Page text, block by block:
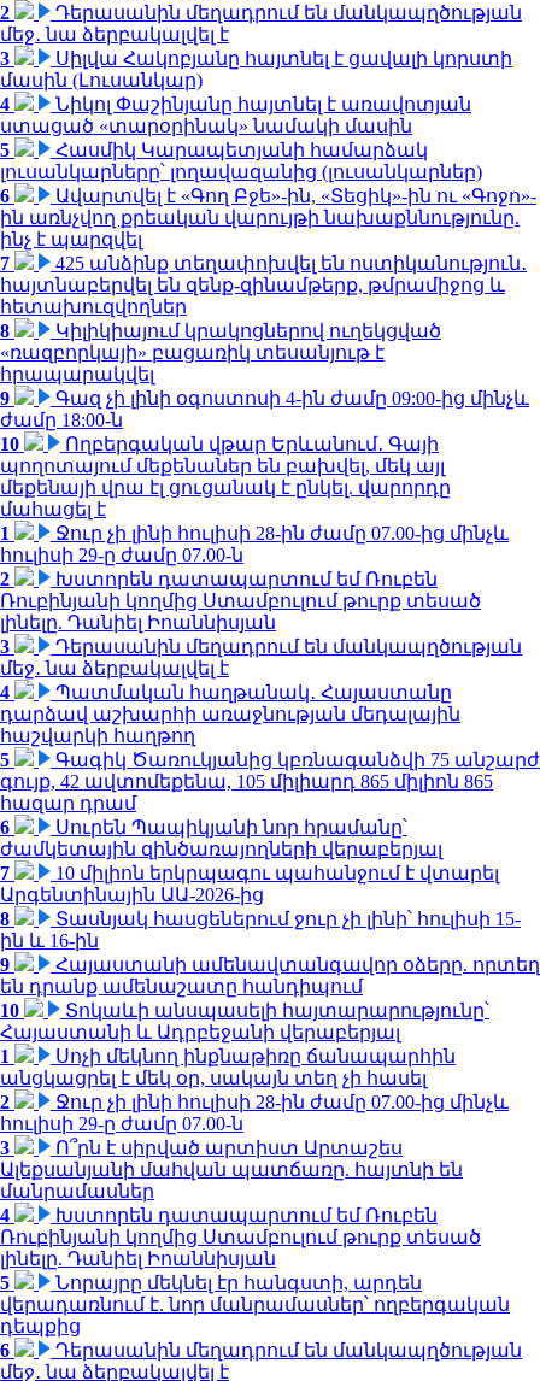
2
Դերասանին մեղադրում են մանկապղծության
մեջ․ նա ձերբակալվել է
3
Սիլվա Հակոբյանը հայտնել է ցավալի կորստի
մասին (Լուսանկար)
4
Նիկոլ Փաշինյանը հայտնել է առավոտյան
ստացած «տարօրինակ» նամակի մասին
5
Հասմիկ Կարապետյանի համարձակ
լուսանկարները՝ լողավազանից (լուսանկարներ)
6
Ավարտվել է «Գող Բջե»-ին, «Տեցիկ»-ին ու «Գոջո»-
ին առնչվող քրեական վարույթի նախաքննությունը.
ինչ է պարզվել
7
425 անձինք տեղափոխվել են ոստիկանություն․
հայտնաբերվել են զենք-զինամթերք, թմրամիջոց և
հետախուզվողներ
8
Կիլիկիայում կրակոցներով ուղեկցված
«ռազբորկայի» բացառիկ տեսանյութ է
հրապարակվել
9
Գազ չի լինի օգոստոսի 4-ին ժամը 09:00-ից մինչև
ժամը 18:00-ն
10
Ողբերգական վթար Երևանում․ Գայի
պողոտայում մեքենաներ են բախվել, մեկ այլ
մեքենայի վրա էլ ցուցանակ է ընկել. վարորդը
մահացել է
1
Ջուր չի լինի հուլիսի 28-ին ժամը 07.00-ից մինչև
հուլիսի 29-ը ժամը 07.00-ն
2
Խստորեն դատապարտում եմ Ռուբեն
Ռուբինյանի կողմից Ստամբուլում թուրք տեսած
լինելը. Դանիել Իոաննիսյան
3
Դերասանին մեղադրում են մանկապղծության
մեջ․ նա ձերբակալվել է
4
Պատմական հաղթանակ․ Հայաստանը
դարձավ աշխարհի առաջնության մեդալային
հաշվարկի հաղթող
5
Գագիկ Ծառուկյանից կբռնագանձվի 75 անշարժ
գույք, 42 ավտոմեքենա, 105 միլիարդ 865 միլիոն 865
հազար դրամ
6
Սուրեն Պապիկյանի նոր հրամանը՝
ժամկետային զինծառայողների վերաբերյալ
7
10 միլիոն երկրպագու պահանջում է վտարել
Արգենտինային ԱԱ-2026-ից
8
Տասնյակ հասցեներում ջուր չի լինի՝ հուլիսի 15-
ին և 16-ին
9
Հայաստանի ամենավտանգավոր օձերը. որտեղ
են դրանք ամենաշատը հանդիպում
10
Տոկաևի անսպասելի հայտարարությունը՝
Հայաստանի և Ադրբեջանի վերաբերյալ
1
Սոչի մեկնող ինքնաթիռը ճանապարհին
անցկացրել է մեկ օր, սակայն տեղ չի հասել
2
Ջուր չի լինի հուլիսի 28-ին ժամը 07.00-ից մինչև
հուլիսի 29-ը ժամը 07.00-ն
3
Ո՞րն է սիրված արտիստ Արտաշես
Ալեքսանյանի մահվան պատճառը. հայտնի են
մանրամասներ
4
Խստորեն դատապարտում եմ Ռուբեն
Ռուբինյանի կողմից Ստամբուլում թուրք տեսած
լինելը. Դանիել Իոաննիսյան
5
Նորայրը մեկնել էր հանգստի, արդեն
վերադառնում է. նոր մանրամասներ՝ ողբերգական
դեպքից
6
Դերասանին մեղադրում են մանկապղծության
մեջ․ նա ձերբակալվել է